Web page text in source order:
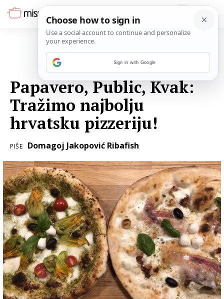
Papavero, Public, Kvak:
Tražimo najbolju
hrvatsku pizzeriju!
PIŠE Domagoj Jakopović Ribafish
Sign in with Google